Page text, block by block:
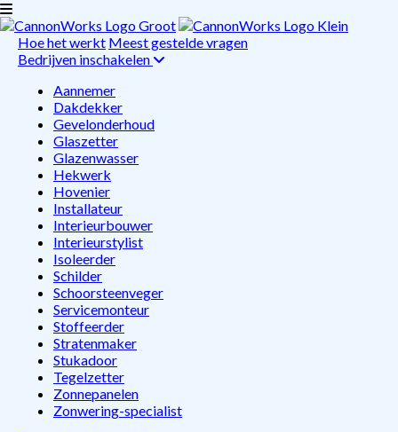
Hoe het werkt Meest gestelde vragen
Bedrijven inschakelen
Aannemer
Dakdekker
Gevelonderhoud
Glaszetter
Glazenwasser
Hekwerk
Hovenier
Installateur
Interieurbouwer
Interieurstylist
Isoleerder
Schilder
Schoorsteenveger
Servicemonteur
Stoffeerder
Stratenmaker
Stukadoor
Tegelzetter
Zonnepanelen
Zonwering-specialist